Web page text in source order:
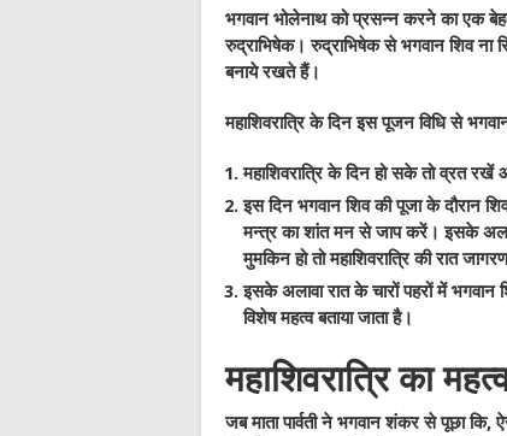
भगवान भोलेनाथ को प्रसन्न करने का एक
रुद्राभिषेक। रुद्राभिषेक से भगवान शिव ना
बनाये रखते हैं।
महाशिवरात्रि के दिन इस पूजन विधि से
महाशिवरात्रि के दिन हो सके तो व्रत
इस दिन भगवान शिव की पूजा के दौरान
मन्त्र का शांत मन से जाप करें। इसके
मुमकिन हो तो महाशिवरात्रि की रात
इसके अलावा रात के चारों पहरों में
विशेष महत्व बताया जाता है।
महाशिवरात्रि का
जब माता पार्वती ने भगवान शंकर से पूछा कि,